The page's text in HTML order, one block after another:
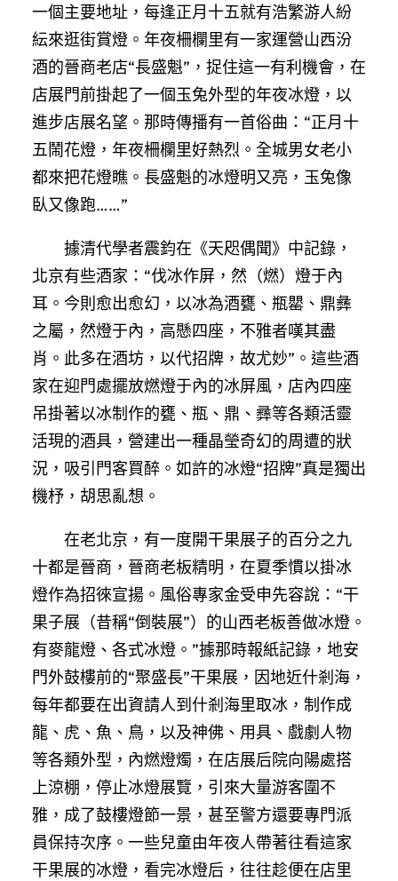
一個主要地址，每逢正月十五就有浩繁游人紛
紜來逛街賞燈。年夜柵欄里有一家運營山西汾
酒的晉商老店“長盛魁”，捉住這一有利機會，在
店展門前掛起了一個玉兔外型的年夜冰燈，以
進步店展名望。那時傳播有一首俗曲：“正月十
五鬧花燈，年夜柵欄里好熱烈。全城男女老小
都來把花燈瞧。長盛魁的冰燈明又亮，玉兔像
臥又像跑……”
據清代學者震鈞在《天咫偶聞》中記錄，
北京有些酒家：“伐冰作屏，然（燃）燈于內
耳。今則愈出愈幻，以冰為酒甕、瓶罌、鼎彝
之屬，然燈于內，高懸四座，不雅者嘆其盡
肖。此多在酒坊，以代招牌，故尤妙”。這些酒
家在迎門處擺放燃燈于內的冰屏風，店內四座
吊掛著以冰制作的甕、瓶、鼎、彞等各類活靈
活現的酒具，營建出一種晶瑩奇幻的周遭的狀
況，吸引門客買醉。如許的冰燈“招牌”真是獨出
機杼，胡思亂想。
在老北京，有一度開干果展子的百分之九
十都是晉商，晉商老板精明，在夏季慣以掛冰
燈作為招徠宣揚。風俗專家金受申先容說：“干
果子展（昔稱“倒裝展”）的山西老板善做冰燈。
有麥龍燈、各式冰燈。”據那時報紙記錄，地安
門外鼓樓前的“聚盛長”干果展，因地近什剎海，
每年都要在出資請人到什剎海里取冰，制作成
龍、虎、魚、鳥，以及神佛、用具、戲劇人物
等各類外型，內燃燈燭，在店展后院向陽處搭
上涼棚，停止冰燈展覽，引來大量游客圍不
雅，成了鼓樓燈節一景，甚至警方還要專門派
員保持次序。一些兒童由年夜人帶著往看這家
干果展的冰燈，看完冰燈后，往往趁便在店里